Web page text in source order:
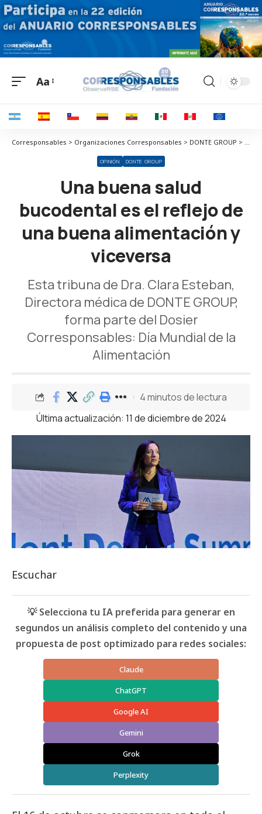
Aa
Corresponsables > Organizaciones Corresponsables > DONTE GROUP > Una buena salud bucodental es el reflejo de una buena alimentación y viceversa
OPINIÓN DONTE GROUP
Una buena salud
bucodental es el reflejo de
una buena alimentación y
viceversa
Esta tribuna de Dra. Clara Esteban,
Directora médica de DONTE GROUP,
forma parte del Dosier
Corresponsables: Día Mundial de la
Alimentación
Última actualización: 11 de diciembre de 2024
4 minutos de lectura
Escuchar
💡 Selecciona tu IA preferida para generar en
segundos un análisis completo del contenido y una
propuesta de post optimizado para redes sociales:
Claude
ChatGPT
Google AI
Gemini
Grok
Perplexity